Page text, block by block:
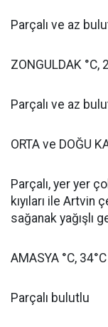
Parçalı ve az
ZONGULDAK °C,
Parçalı ve az
ORTA ve DOĞU
Parçalı, yer yer
kıyıları ile
sağanak yağışlı
AMASYA °C, 34°C
Parçalı bulutlu